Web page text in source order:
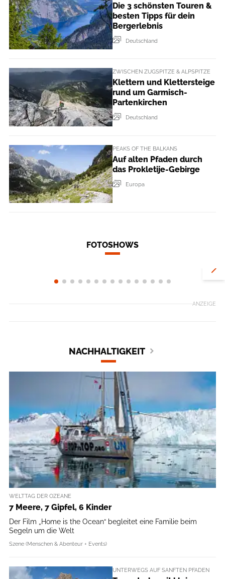
Die 3 schönsten Touren &
besten Tipps für dein
Bergerlebnis
Deutschland
ZWISCHEN ZUGSPITZE & ALPSPITZE
Klettern und Klettersteige
rund um Garmisch-
Partenkirchen
Deutschland
PEAKS OF THE BALKANS
Auf alten Pfaden durch
das Prokletije-Gebirge
Europa
FOTOSHOWS
In Ruhe klettern im Altmühltal
ANZEIGE
NACHHALTIGKEIT
WELTTAG DER OZEANE
7 Meere, 7 Gipfel, 6 Kinder
Der Film „Home is the Ocean“ begleitet eine Familie beim
Segeln um die Welt
Szene (Menschen & Abenteur + Events)
UNTERWEGS AUF SANFTEN PFADEN